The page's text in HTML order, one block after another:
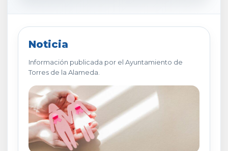
Noticia
Información publicada por el Ayuntamiento de
Torres de la Alameda.